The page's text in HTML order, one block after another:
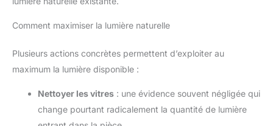
Comment maximiser la lumière naturelle
Plusieurs actions concrètes permettent d’exploiter au
maximum la lumière disponible :
Nettoyer les vitres : une évidence souvent négligée qui
change pourtant radicalement la quantité de lumière